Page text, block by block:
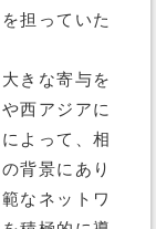
担っていた
きな寄与を
西アジアに
よって、相
背景にあり
なネットワ